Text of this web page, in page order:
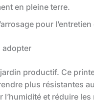
en pleine terre.
pour
adopter
productif. Ce
plus résistantes
et réduire